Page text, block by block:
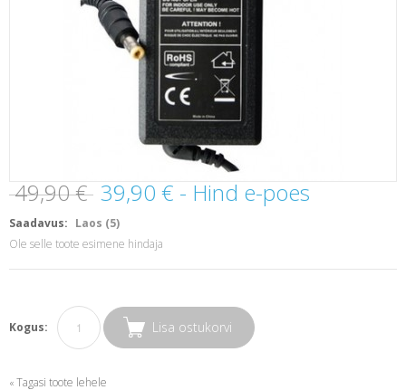
49,90 € 39,90 € - Hind e-poes
Saadavus: Laos (5)
Ole selle toote esimene hindaja
Kogus: Lisa ostukorvi
« Tagasi toote lehele